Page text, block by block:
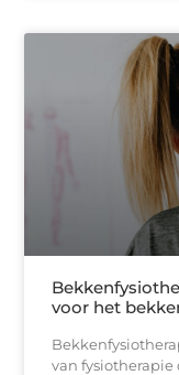
voor het
van